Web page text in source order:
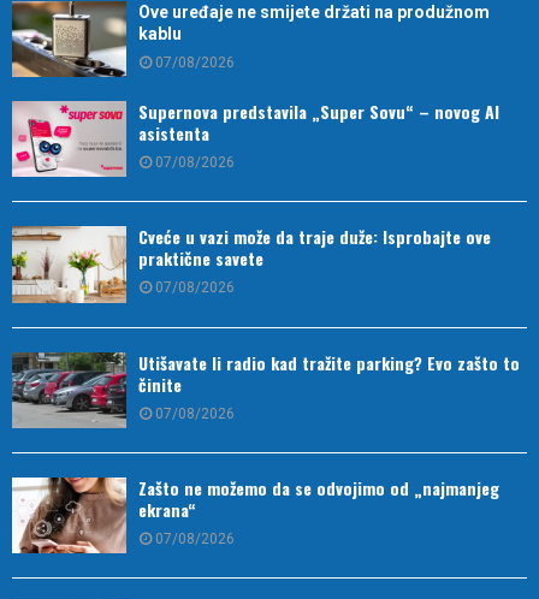
Ove uređaje ne smijete držati na produžnom
kablu
07/08/2026
Supernova predstavila „Super Sovu“ – novog AI
asistenta
07/08/2026
Cveće u vazi može da traje duže: Isprobajte ove
praktične savete
07/08/2026
Utišavate li radio kad tražite parking? Evo zašto to
činite
07/08/2026
Zašto ne možemo da se odvojimo od „najmanjeg
ekrana“
07/08/2026